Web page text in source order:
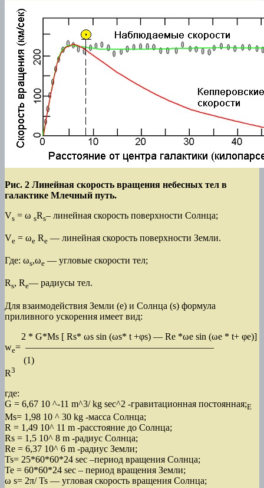
Рис. 2 Линейная скорость вращения небесных тел в
галактике Млечный путь.
Vs = ω sRs– линейная скорость поверхности Солнца;
Ve = ωe Re — линейная скорость поверхности Земли.
Где: ωs,ωe — угловые скорости тел;
Rs, Re— радиусы тел.
Для взаимодействия Земли (е) и Солнца (s) формула
приливного ускорения имеет вид:
2 * G*Ms [ Rs* ωs sin (ωs* t +φs) — Re *ωе sin (ωе * t+ φe)]
we= ————————————————————
(1)
R3
где:
G = 6,67 10 ^-11 m^3/ kg sec^2 -гравитационная постоянная;E
Ms= 1,98 10 ^ 30 kg -масса Солнца;
R = 1,49 10^ 11 m -расстояние до Солнца;
Rs = 1,5 10^ 8 m -радиус Солнца;
Re = 6,37 10^ 6 m -радиус Земли;
Ts= 25*60*60*24 sec –период вращения Солнца;
Te = 60*60*24 sec – период вращения Земли;
ω s= 2π/ Ts — угловая скорость вращения Солнца;